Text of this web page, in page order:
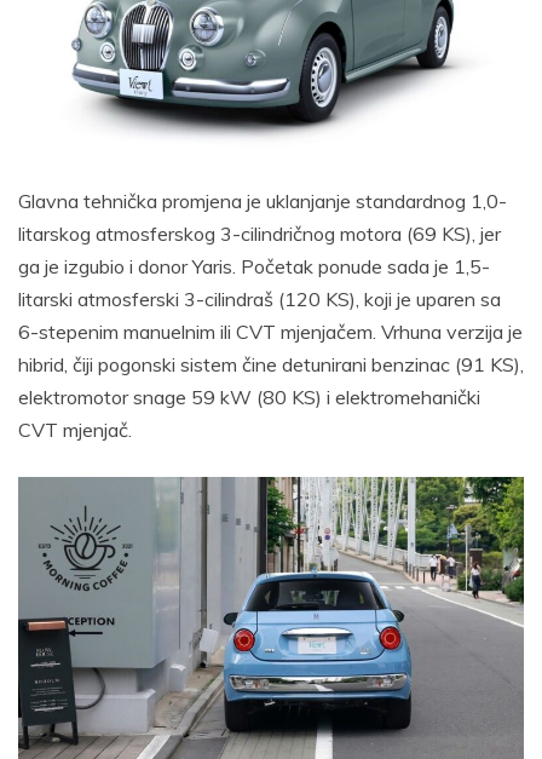
Glavna tehnička promjena je uklanjanje standardnog 1,0-
litarskog atmosferskog 3-cilindričnog motora (69 KS), jer
ga je izgubio i donor Yaris. Početak ponude sada je 1,5-
litarski atmosferski 3-cilindraš (120 KS), koji je uparen sa
6-stepenim manuelnim ili CVT mjenjačem. Vrhuna verzija je
hibrid, čiji pogonski sistem čine detunirani benzinac (91 KS),
elektromotor snage 59 kW (80 KS) i elektromehanički
CVT mjenjač.